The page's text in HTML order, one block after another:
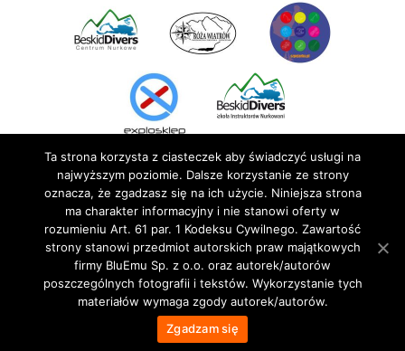
© 2020 BluEmu sp. z o.o. Wszelkie prawa zastrzeżone
Ta strona korzysta z ciasteczek aby świadczyć usługi na
najwyższym poziomie. Dalsze korzystanie ze strony
oznacza, że zgadzasz się na ich użycie. Niniejsza strona
ma charakter informacyjny i nie stanowi oferty w
rozumieniu Art. 61 par. 1 Kodeksu Cywilnego. Zawartość
strony stanowi przedmiot autorskich praw majątkowych
firmy BluEmu Sp. z o.o. oraz autorek/autorów
poszczególnych fotografii i tekstów. Wykorzystanie tych
materiałów wymaga zgody autorek/autorów.
Zgadzam się